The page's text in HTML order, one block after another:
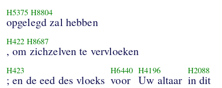
H5375 H8804
opgelegd zal hebben
H422 H8687
, om zichzelven te vervloeken
H423
; en de eed des vloeks
H6440
voor
H4196
Uw altaar
H2088
in dit